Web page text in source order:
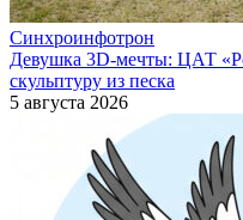
Синхроинфотрон
Девушка 3D-мечты: ЦАТ
скульптуру из песка
5 августа 2026